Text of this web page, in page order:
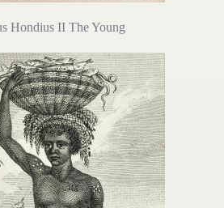
Hondius II The Young